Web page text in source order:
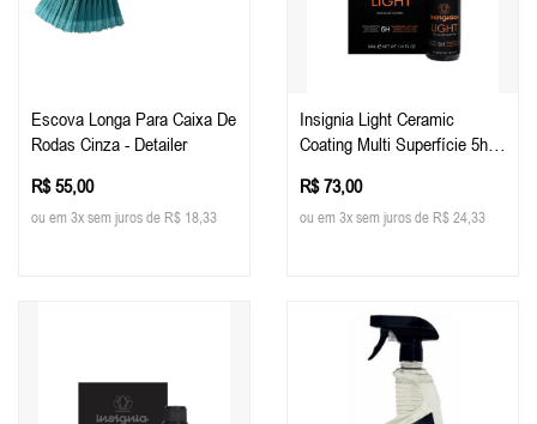
Escova Longa Para Caixa De
Rodas Cinza - Detailer
R$ 55,00
ou em 3x sem juros de R$ 18,33
Insignia Light Ceramic
Coating Multi Superfície 5h,
R$ 73,00
ou em 3x sem juros de R$ 24,33